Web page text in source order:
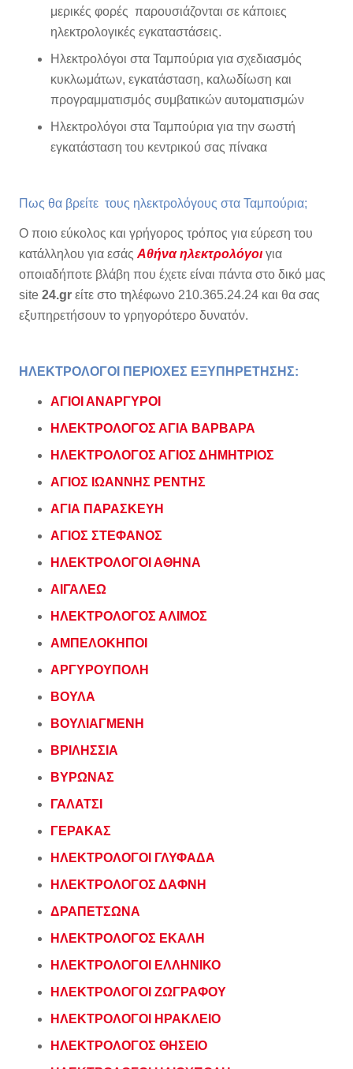
μερικές φορές παρουσιάζονται σε κάποιες
ηλεκτρολογικές εγκαταστάσεις.
Ηλεκτρολόγοι στα Ταμπούρια για σχεδιασμός
κυκλωμάτων, εγκατάσταση, καλωδίωση και
προγραμματισμός συμβατικών αυτοματισμών
Ηλεκτρολόγοι στα Ταμπούρια για την σωστή
εγκατάσταση του κεντρικού σας πίνακα
Πως θα βρείτε τους ηλεκτρολόγους στα Ταμπούρια;
Ο ποιο εύκολος και γρήγορος τρόπος για εύρεση του
κατάλληλου για εσάς Αθήνα ηλεκτρολόγοι για
οποιαδήποτε βλάβη που έχετε είναι πάντα στο δικό μας
site 24.gr είτε στο τηλέφωνο 210.365.24.24 και θα σας
εξυπηρετήσουν το γρηγορότερο δυνατόν.
ΗΛΕΚΤΡΟΛΟΓΟΙ ΠΕΡΙΟΧΕΣ ΕΞΥΠΗΡΕΤΗΣΗΣ:
ΑΓΙΟΙ ΑΝΑΡΓΥΡΟΙ
ΗΛΕΚΤΡΟΛΟΓΟΣ ΑΓΙΑ ΒΑΡΒΑΡΑ
ΗΛΕΚΤΡΟΛΟΓΟΣ ΑΓΙΟΣ ΔΗΜΗΤΡΙΟΣ
ΑΓΙΟΣ ΙΩΑΝΝΗΣ ΡΕΝΤΗΣ
ΑΓΙΑ ΠΑΡΑΣΚΕΥΗ
ΑΓΙΟΣ ΣΤΕΦΑΝΟΣ
ΗΛΕΚΤΡΟΛΟΓΟΙ ΑΘΗΝΑ
ΑΙΓΑΛΕΩ
ΗΛΕΚΤΡΟΛΟΓΟΣ ΑΛΙΜΟΣ
ΑΜΠΕΛΟΚΗΠΟΙ
ΑΡΓΥΡΟΥΠΟΛΗ
ΒΟΥΛΑ
ΒΟΥΛΙΑΓΜΕΝΗ
ΒΡΙΛΗΣΣΙΑ
ΒΥΡΩΝΑΣ
ΓΑΛΑΤΣΙ
ΓΕΡΑΚΑΣ
ΗΛΕΚΤΡΟΛΟΓΟΙ ΓΛΥΦΑΔΑ
ΗΛΕΚΤΡΟΛΟΓΟΣ ΔΑΦΝΗ
ΔΡΑΠΕΤΣΩΝΑ
ΗΛΕΚΤΡΟΛΟΓΟΣ ΕΚΑΛΗ
ΗΛΕΚΤΡΟΛΟΓΟΙ ΕΛΛΗΝΙΚΟ
ΗΛΕΚΤΡΟΛΟΓΟΙ ΖΩΓΡΑΦΟΥ
ΗΛΕΚΤΡΟΛΟΓΟΙ ΗΡΑΚΛΕΙΟ
ΗΛΕΚΤΡΟΛΟΓΟΣ ΘΗΣΕΙΟ